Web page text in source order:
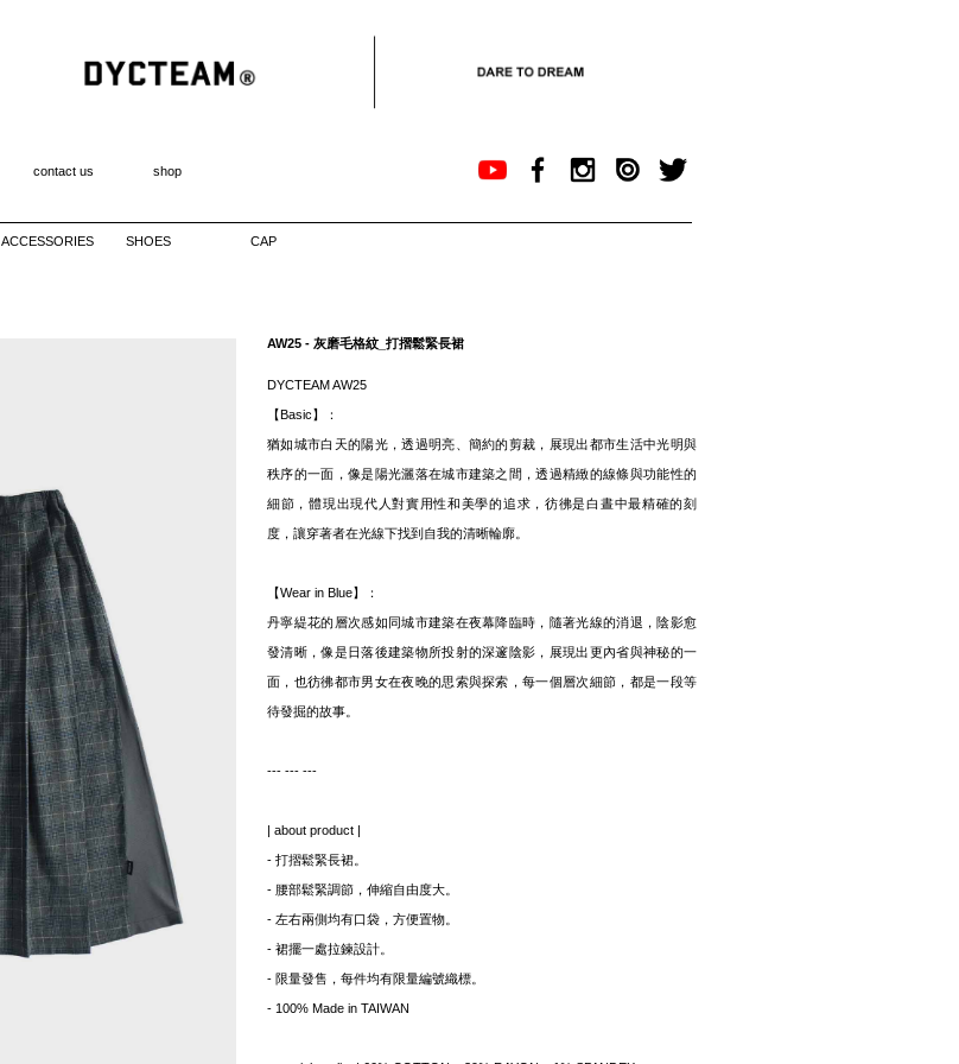
contact us shop
ACCESSORIES SHOES CAP
AW25 - 灰磨毛格紋_打摺鬆緊長裙
DYCTEAM AW25
【Basic】：
猶如城市白天的陽光，透過明亮、簡約的剪裁，展現出都市生活中光明與
秩序的一面，像是陽光灑落在城市建築之間，透過精緻的線條與功能性的
細節，體現出現代人對實用性和美學的追求，彷彿是白晝中最精確的刻
度，讓穿著者在光線下找到自我的清晰輪廓。
【Wear in Blue】：
丹寧緹花的層次感如同城市建築在夜幕降臨時，隨著光線的消退，陰影愈
發清晰，像是日落後建築物所投射的深邃陰影，展現出更內省與神秘的一
面，也彷彿都市男女在夜晚的思索與探索，每一個層次細節，都是一段等
待發掘的故事。
--- --- ---
| about product |
- 打摺鬆緊長裙。
- 腰部鬆緊調節，伸縮自由度大。
- 左右兩側均有口袋，方便置物。
- 裙擺一處拉鍊設計。
- 限量發售，每件均有限量編號織標。
- 100% Made in TAIWAN